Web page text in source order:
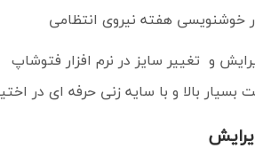
خوشنویسی هفته نیروی انتظامی
بسیار بالا و با سایه زنی حرفه ای در